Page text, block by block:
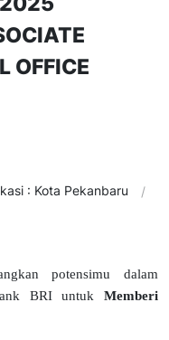
OFFICE
: Kota Pekanbaru
potensimu dalam
BRI untuk Memberi